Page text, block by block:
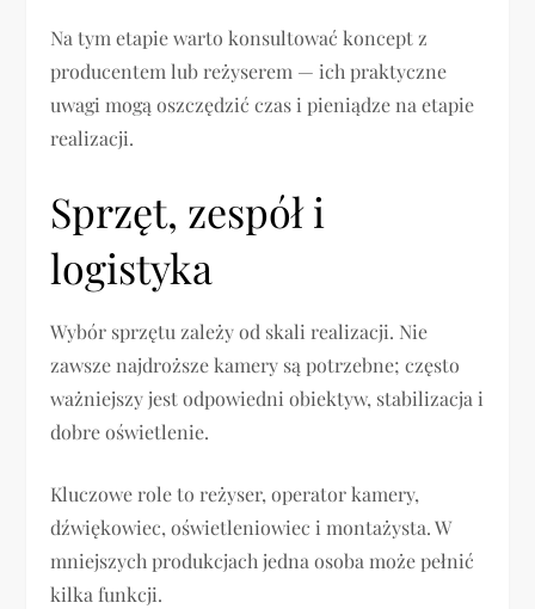
Na tym etapie warto konsultować koncept z
producentem lub reżyserem — ich praktyczne
uwagi mogą oszczędzić czas i pieniądze na etapie
realizacji.
Sprzęt, zespół i
logistyka
Wybór sprzętu zależy od skali realizacji. Nie
zawsze najdroższe kamery są potrzebne; często
ważniejszy jest odpowiedni obiektyw, stabilizacja i
dobre oświetlenie.
Kluczowe role to reżyser, operator kamery,
dźwiękowiec, oświetleniowiec i montażysta. W
mniejszych produkcjach jedna osoba może pełnić
kilka funkcji.